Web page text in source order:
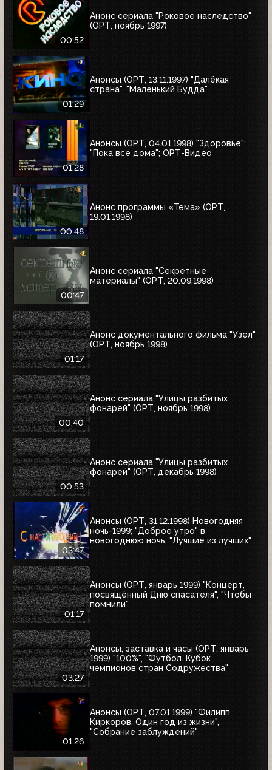
00:52
Анонс сериала "Роковое наследство"
(ОРТ, ноябрь 1997)
01:29
Анонсы (ОРТ, 13.11.1997) "Далёкая
страна", "Маленький Будда"
01:28
Анонсы (ОРТ, 04.01.1998) "Здоровье";
"Пока все дома"; ОРТ-Видео
00:48
Анонс программы «Тема» (ОРТ,
19.01.1998)
00:47
Анонс сериала "Секретные
материалы" (ОРТ, 20.09.1998)
01:17
Анонс документального фильма "Узел"
(ОРТ, ноябрь 1998)
00:40
Анонс сериала "Улицы разбитых
фонарей" (ОРТ, ноябрь 1998)
00:53
Анонс сериала "Улицы разбитых
фонарей" (ОРТ, декабрь 1998)
03:47
Анонсы (ОРТ, 31.12.1998) Новогодняя
ночь-1999; "Доброе утро" в
новогоднюю ночь; "Лучшие из лучших"
01:17
Анонсы (ОРТ, январь 1999) "Концерт,
посвящённый Дню спасателя", "Чтобы
помнили"
03:27
Анонсы, заставка и часы (ОРТ, январь
1999) "100%", "Футбол. Кубок
чемпионов стран Содружества"
01:26
Анонсы (ОРТ, 07.01.1999) "Филипп
Киркоров. Один год из жизни",
"Собрание заблуждений"